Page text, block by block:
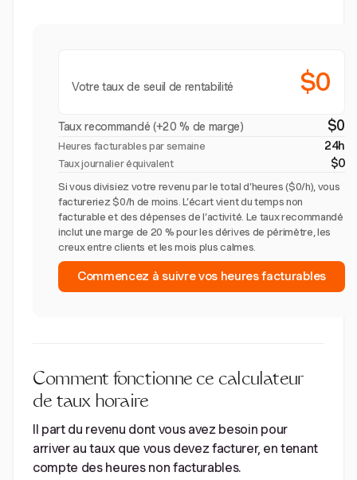
Votre taux de seuil de rentabilité $0
Taux recommandé (+20 % de marge) $0
Heures facturables par semaine 24h
Taux journalier équivalent $0
Si vous divisiez votre revenu par le total d’heures ($0/h), vous
factureriez $0/h de moins. L’écart vient du temps non
facturable et des dépenses de l’activité. Le taux recommandé
inclut une marge de 20 % pour les dérives de périmètre, les
creux entre clients et les mois plus calmes.
Commencez à suivre vos heures facturables
Comment fonctionne ce calculateur
de taux horaire
Il part du revenu dont vous avez besoin pour
arriver au taux que vous devez facturer, en tenant
compte des heures non facturables.